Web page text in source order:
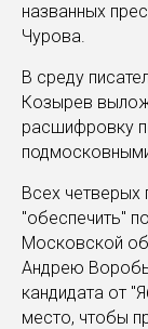
названных
Чурова.
В среду
Козырев
расшифровку
Всех четверых
"обеспечить"
Московской
Андрею
кандидата от
место, чтобы